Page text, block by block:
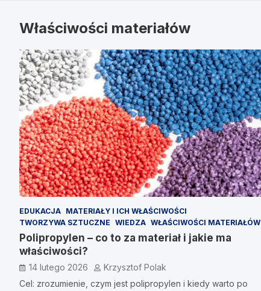
Właściwości materiałów
EDUKACJA MATERIAŁY I ICH WŁAŚCIWOŚCI
TWORZYWA SZTUCZNE WIEDZA WŁAŚCIWOŚCI MATERIAŁÓW
Polipropylen – co to za materiał i jakie ma
właściwości?
14 lutego 2026
Krzysztof Polak
Cel: zrozumienie, czym jest polipropylen i kiedy warto po